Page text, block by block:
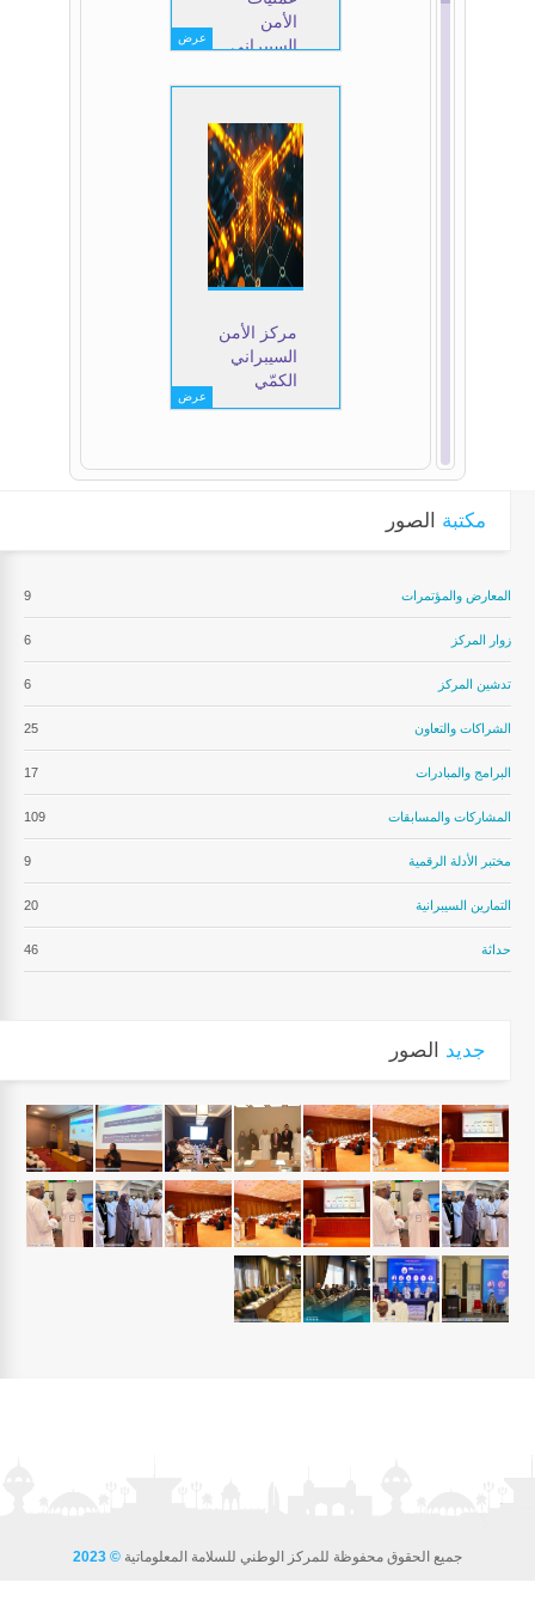
الأمن
السيبراني
الاصطناعي
عرض
مركز الأمن
السيبراني
الكمّي
عرض
مكتبة الصور
المعارض والمؤتمرات 9
زوار المركز 6
تدشين المركز 6
الشراكات والتعاون 25
البرامج والمبادرات 17
المشاركات والمسابقات 109
مختبر الأدلة الرقمية 9
التمارين السيبرانية 20
حداثة 46
جديد الصور
جميع الحقوق محفوظة للمركز الوطني للسلامة المعلوماتية © 2023